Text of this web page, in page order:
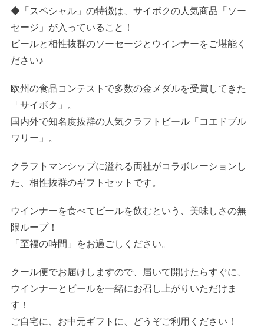
◆「スペシャル」の特徴は、サイボクの人気商品「ソー
セージ」が入っていること！
ビールと相性抜群のソーセージとウインナーをご堪能く
ださい♪
欧州の食品コンテストで多数の金メダルを受賞してきた
「サイボク」。
国内外で知名度抜群の人気クラフトビール「コエドブル
ワリー」。
クラフトマンシップに溢れる両社がコラボレーションし
た、相性抜群のギフトセットです。
ウインナーを食べてビールを飲むという、美味しさの無
限ループ！
「至福の時間」をお過ごしください。
クール便でお届けしますので、届いて開けたらすぐに、
ウインナーとビールを一緒にお召し上がりいただけま
す！
ご自宅に、お中元ギフトに、どうぞご利用ください！